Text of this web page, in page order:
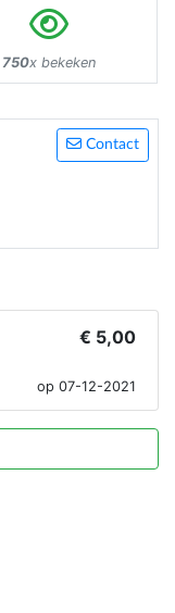
750x bekeken
Contact
€ 5,00
op 07-12-2021